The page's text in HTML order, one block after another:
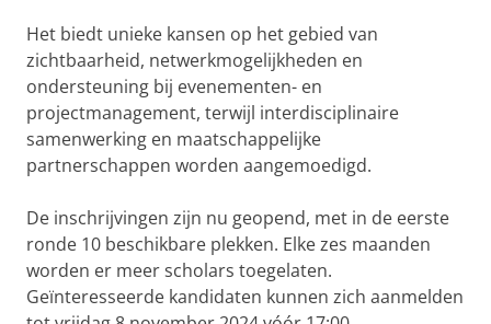
Het biedt unieke kansen op het gebied van
zichtbaarheid, netwerkmogelijkheden en
ondersteuning bij evenementen- en
projectmanagement, terwijl interdisciplinaire
samenwerking en maatschappelijke
partnerschappen worden aangemoedigd.
De inschrijvingen zijn nu geopend, met in de eerste
ronde 10 beschikbare plekken. Elke zes maanden
worden er meer scholars toegelaten.
Geïnteresseerde kandidaten kunnen zich aanmelden